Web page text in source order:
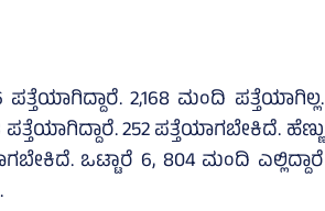
ಪತ್ತೆಯಾಗಿದ್ದಾರೆ. 2,168 ಮಂದಿ ಪತ್ತೆಯಾಗಿಲ್ಲ.
252 ಪತ್ತೆಯಾಗಬೇಕಿದೆ. ಹೆಣ್ಣು
ಒಟ್ಟಾರೆ 6, 804 ಮಂದಿ ಎಲ್ಲಿದ್ದಾರೆ